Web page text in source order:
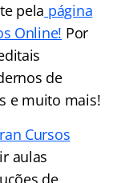
pela página
Online! Por
de
e muito mais!
Cursos
aulas